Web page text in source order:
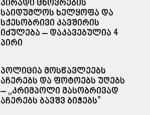
პირადი ცხოვრების
საიდუმლოს ხელყოფა და
სქესობრივი კავშირის
იძულება – დაკავებულია 4
პირი
პოლიცია მოსწავლეებს
აჩერებს და ფოტოებს უღებს
– ,,კრიმპოლი მასობრივად
აჩერებს ბავშვ ბიჭებს”